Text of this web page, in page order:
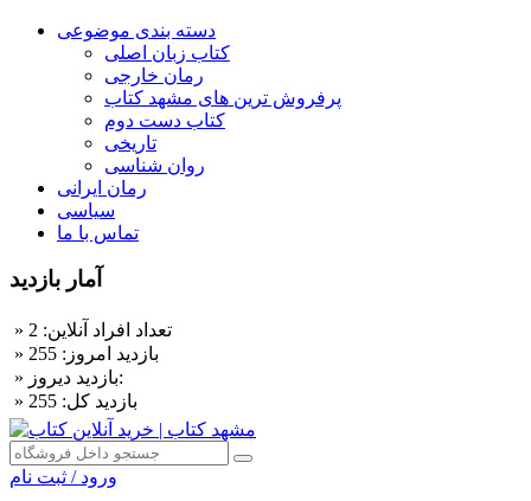
دسته بندی موضوعی
کتاب زبان اصلی
رمان خارجی
پرفروش ترین های مشهد کتاب
کتاب دست دوم
تاریخی
روان شناسی
رمان ایرانی
سیاسی
تماس با ما
آمار بازدید
» تعداد افراد آنلاین: 2
» بازديد امروز: 255
» بازديد ديروز:
» بازديد کل: 255
ورود / ثبت نام